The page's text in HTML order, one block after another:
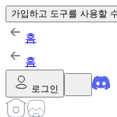
가입하고 도구를 사용할
홈
홈
로그인